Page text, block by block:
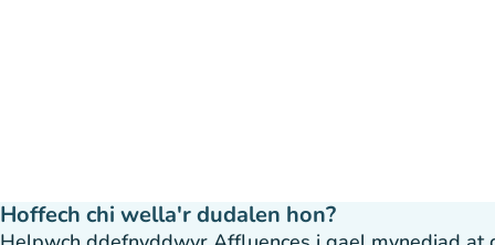
Hoffech chi wella'r dudalen hon?